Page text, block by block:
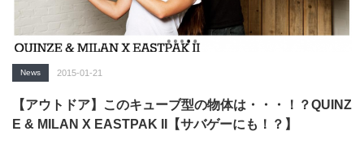
News 2015-01-21
【アウトドア】このキューブ型の物体は・・・！？QUINZ
E & MILAN X EASTPAK II【サバゲーにも！？】